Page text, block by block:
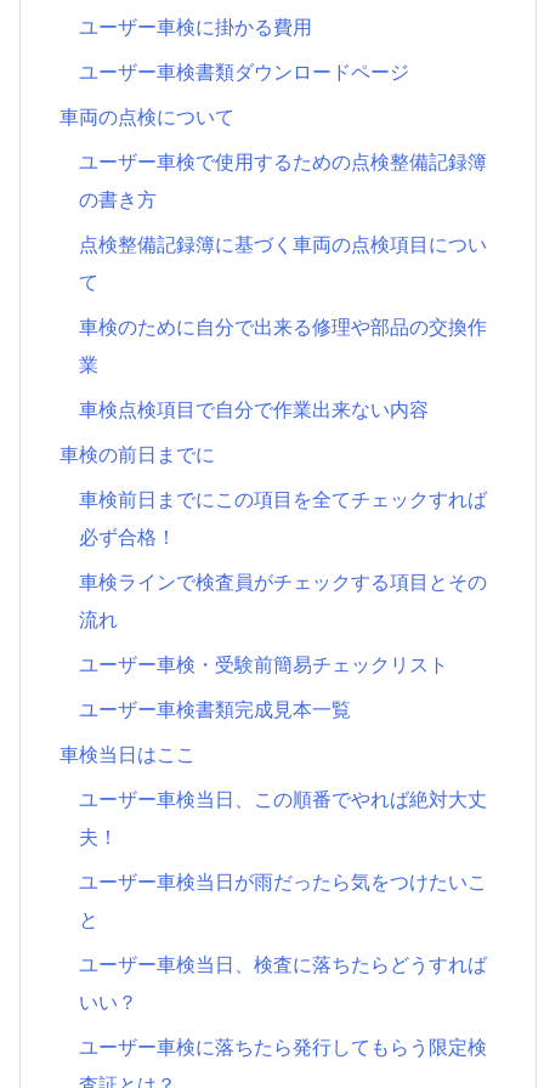
ユーザー車検に掛かる費用
ユーザー車検書類ダウンロードページ
車両の点検について
ユーザー車検で使用するための点検整備記録簿
の書き方
点検整備記録簿に基づく車両の点検項目につい
て
車検のために自分で出来る修理や部品の交換作
業
車検点検項目で自分で作業出来ない内容
車検の前日までに
車検前日までにこの項目を全てチェックすれば
必ず合格！
車検ラインで検査員がチェックする項目とその
流れ
ユーザー車検・受験前簡易チェックリスト
ユーザー車検書類完成見本一覧
車検当日はここ
ユーザー車検当日、この順番でやれば絶対大丈
夫！
ユーザー車検当日が雨だったら気をつけたいこ
と
ユーザー車検当日、検査に落ちたらどうすれば
いい？
ユーザー車検に落ちたら発行してもらう限定検